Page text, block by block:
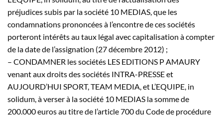
préjudices subis par la société 10 MEDIAS, que les
condamnations prononcées à l’encontre de ces sociétés
porteront intérêts au taux légal avec capitalisation à compter
de la date de l’assignation (27 décembre 2012) ;
– CONDAMNER les sociétés LES EDITIONS P AMAURY
venant aux droits des sociétés INTRA-PRESSE et
AUJOURD’HUI SPORT, TEAM MEDIA, et L’EQUIPE, in
solidum, à verser à la société 10 MEDIAS la somme de
200.000 euros au titre de l’article 700 du Code de procédure